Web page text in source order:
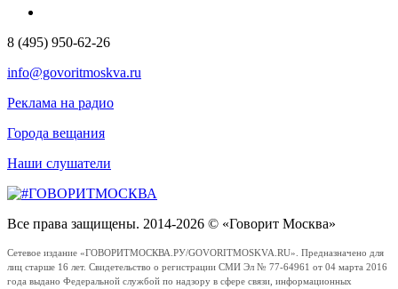
8 (495) 950-62-26
info@govoritmoskva.ru
Реклама на радио
Города вещания
Наши слушатели
Все права защищены. 2014-2026 © «Говорит Москва»
Сетевое издание «ГОВОРИТМОСКВА.РУ/GOVORITMOSKVA.RU». Предназначено для
лиц старше 16 лет. Свидетельство о регистрации СМИ Эл № 77-64961 от 04 марта 2016
года выдано Федеральной службой по надзору в сфере связи, информационных